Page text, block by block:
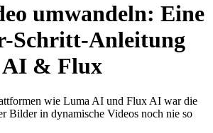
umwandeln: Eine
Schritt-Anleitung
& Flux
wie Luma AI und Flux AI war die
Bilder in dynamische Videos noch nie so